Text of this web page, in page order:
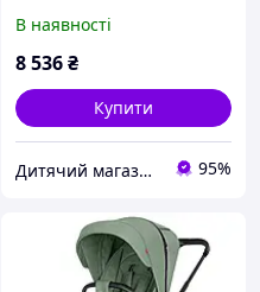
В наявності
8 536₴
Купити
Дитячий магазин "Плюшевий Зайка" 95%